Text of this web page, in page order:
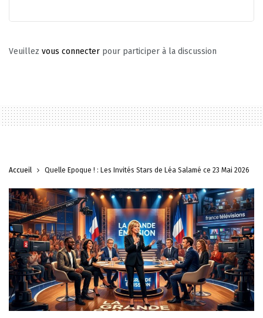
Veuillez vous connecter pour participer à la discussion
Accueil Quelle Époque ! : Les Invités Stars de Léa Salamé ce 23 Mai 2026